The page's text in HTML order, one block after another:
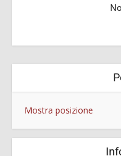
Mostra posizione